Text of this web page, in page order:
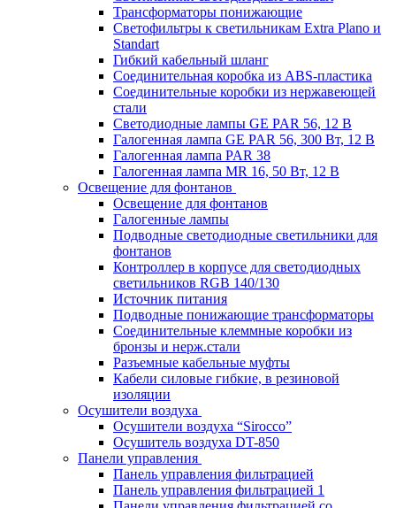
Трансформаторы понижающие
Светофильтры к светильникам Extra Plano и
Standart
Гибкий кабельный шланг
Соединительная коробка из ABS-пластика
Соединительные коробки из нержавеющей
стали
Светодиодные лампы GE PAR 56, 12 В
Галогенная лампа GE PAR 56, 300 Вт, 12 В
Галогенная лампа PAR 38
Галогенная лампа MR 16, 50 Вт, 12 В
Освещение для фонтанов
Освещение для фонтанов
Галогенные лампы
Подводные светодиодные светильники для
фонтанов
Контроллер в корпусе для светодиодных
светильников RGB 140/130
Источник питания
Подводные понижающие трансформаторы
Соединительные клеммные коробки из
бронзы и нерж.стали
Разъемные кабельные муфты
Кабели силовые гибкие, в резиновой
изоляции
Осушители воздуха
Осушители воздуха “Sirocco”
Осушитель воздуха DT-850
Панели управления
Панель управления фильтрацией
Панель управления фильтрацией 1